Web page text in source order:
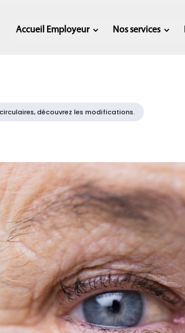
Accueil Employeur Nos services
découvrez les modifications.